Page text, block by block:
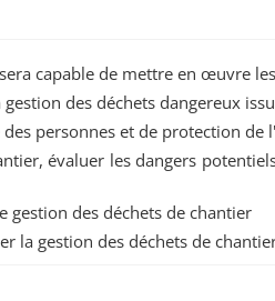
capable de mettre en œuvre
des déchets dangereux
des personnes et de protection
évaluer les dangers
gestion des déchets de chantier
la gestion des déchets de